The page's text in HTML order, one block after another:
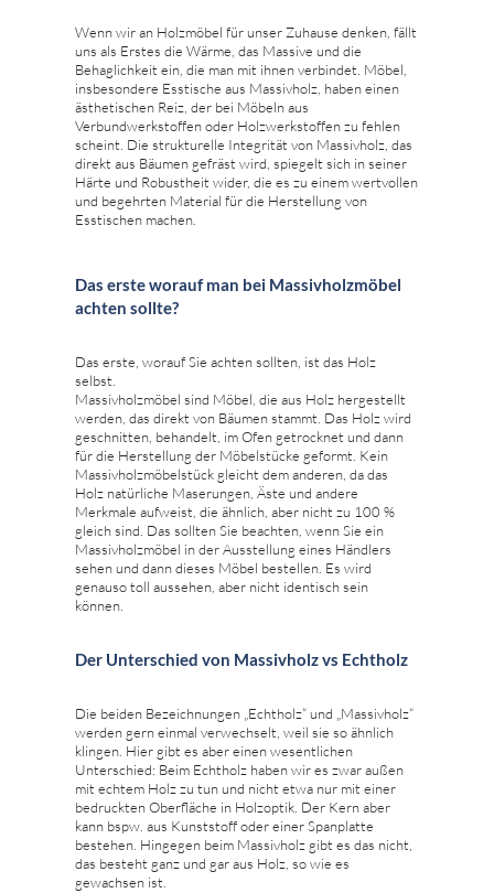
Wenn wir an Holzmöbel für unser Zuhause denken, fällt
uns als Erstes die Wärme, das Massive und die
Behaglichkeit ein, die man mit ihnen verbindet. Möbel,
insbesondere Esstische aus Massivholz, haben einen
ästhetischen Reiz, der bei Möbeln aus
Verbundwerkstoffen oder Holzwerkstoffen zu fehlen
scheint. Die strukturelle Integrität von Massivholz, das
direkt aus Bäumen gefräst wird, spiegelt sich in seiner
Härte und Robustheit wider, die es zu einem wertvollen
und begehrten Material für die Herstellung von
Esstischen machen.
Das erste worauf man bei Massivholzmöbel
achten sollte?
Das erste, worauf Sie achten sollten, ist das Holz
selbst.
Massivholzmöbel sind Möbel, die aus Holz hergestellt
werden, das direkt von Bäumen stammt. Das Holz wird
geschnitten, behandelt, im Ofen getrocknet und dann
für die Herstellung der Möbelstücke geformt. Kein
Massivholzmöbelstück gleicht dem anderen, da das
Holz natürliche Maserungen, Äste und andere
Merkmale aufweist, die ähnlich, aber nicht zu 100 %
gleich sind. Das sollten Sie beachten, wenn Sie ein
Massivholzmöbel in der Ausstellung eines Händlers
sehen und dann dieses Möbel bestellen. Es wird
genauso toll aussehen, aber nicht identisch sein
können.
Der Unterschied von Massivholz vs Echtholz
Die beiden Bezeichnungen „Echtholz“ und „Massivholz“
werden gern einmal verwechselt, weil sie so ähnlich
klingen. Hier gibt es aber einen wesentlichen
Unterschied: Beim Echtholz haben wir es zwar außen
mit echtem Holz zu tun und nicht etwa nur mit einer
bedruckten Oberfläche in Holzoptik. Der Kern aber
kann bspw. aus Kunststoff oder einer Spanplatte
bestehen. Hingegen beim Massivholz gibt es das nicht,
das besteht ganz und gar aus Holz, so wie es
gewachsen ist.